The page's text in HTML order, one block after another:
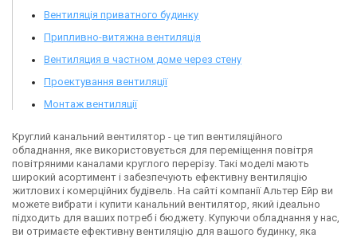
Вентиляція приватного будинку
Припливно-витяжна вентиляція
Вентиляция в частном доме через стену
Проектування вентиляції
Монтаж вентиляції
Круглий канальний вентилятор - це тип вентиляційного
обладнання, яке використовується для переміщення повітря
повітряними каналами круглого перерізу. Такі моделі мають
широкий асортимент і забезпечують ефективну вентиляцію
житлових і комерційних будівель. На сайті компанії Альтер Ейр ви
можете вибрати і купити канальний вентилятор, який ідеально
підходить для ваших потреб і бюджету. Купуючи обладнання у нас,
ви отримаєте ефективну вентиляцію для вашого будинку, яка